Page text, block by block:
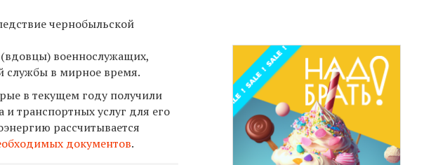
чернобыльской
военнослужащих,
службы в мирное время.
в текущем году получили
транспортных услуг для его
рассчитывается
документов.